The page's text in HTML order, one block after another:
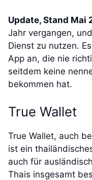
Update, Stand Mai
Jahr vergangen,
Dienst zu nutzen.
App an, die nie
seitdem keine
bekommen hat.
True Wallet
True Wallet, auch
ist ein
auch für
Thais insgesamt